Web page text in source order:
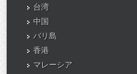
台湾
中国
バリ島
香港
マレーシア